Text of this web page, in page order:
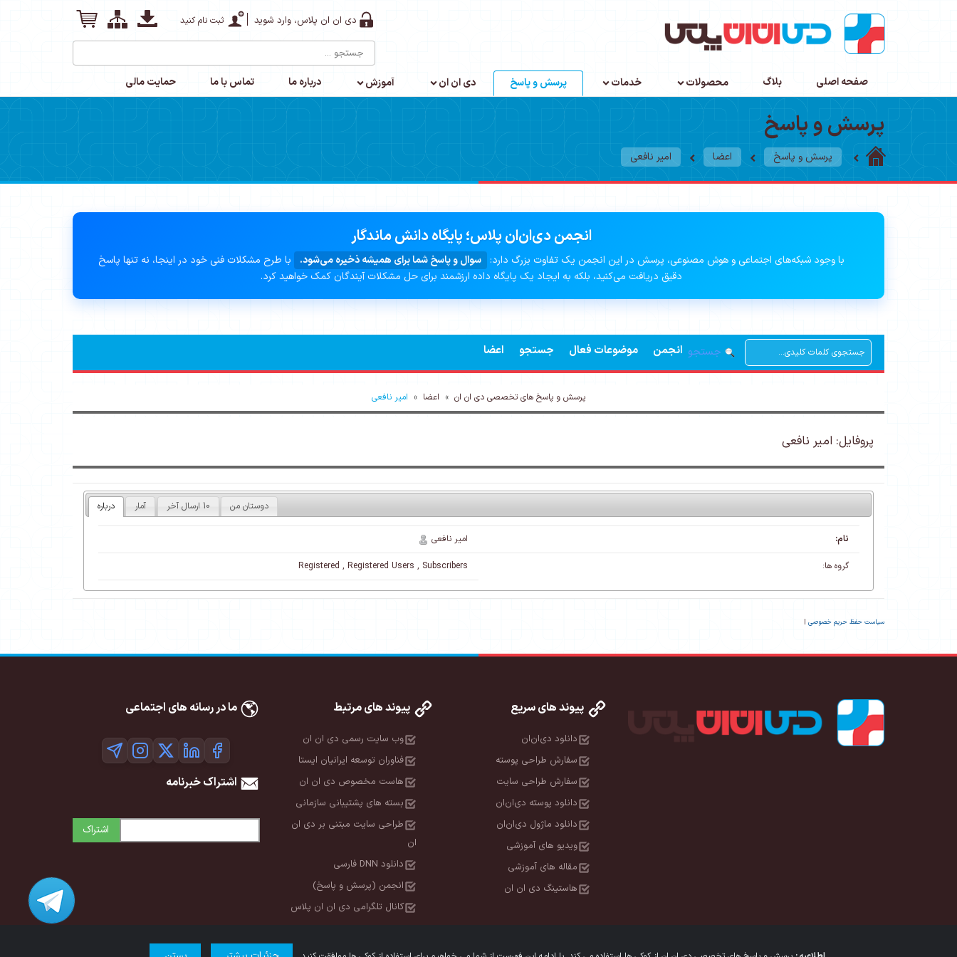
دی ان ان پلاس، وارد شوید ثبت نام کنید
صفحه اصلی بلاگ محصولات خدمات پرسش و پاسخ دی ان ان آموزش درباره ما تماس با ما حمایت مالی
پرسش و پاسخ
پرسش و پاسخ اعضا امیر نافعی
انجمن دی‌ان‌ان پلاس؛ پایگاه دانش ماندگار
با وجود شبکه‌های اجتماعی و هوش مصنوعی، پرسش در این انجمن یک تفاوت بزرگ دارد: سوال و پاسخ شما برای همیشه ذخیره می‌شود.
با طرح مشکلات فنی خود در اینجا، نه تنها پاسخ
دقیق دریافت می‌کنید، بلکه به ایجاد یک پایگاه داده ارزشمند برای حل مشکلات آیندگان کمک خواهید کرد.
انجمن موضوعات فعال جستجو اعضا جستجو
پرسش و پاسخ های تخصصی دی ان ان » اعضا » امیر نافعی
پروفایل: امیر نافعی
درباره آمار 10 ارسال آخر دوستان من
نام: امیر نافعی
گروه ها: Registered , Registered Users , Subscribers
سیاست حفظ حریم خصوصی |
پیوند های سریع
دانلود دی‌ان‌ان
سفارش طراحی پوسته
سفارش طراحی سایت
دانلود پوسته دی‌ان‌ان
دانلود ماژول دی‌ان‌ان
ویدیو های آموزشی
مقاله های آموزشی
هاستینگ دی ان ان
پیوند های مرتبط
وب سایت رسمی دی ان ان
فناوران توسعه ایرانیان ایستا
هاست مخصوص دی ان ان
بسته های پشتیبانی سازمانی
طراحی سایت مبتنی بر دی ان
ان
دانلود DNN فارسی
انجمن (پرسش و پاسخ)
کانال تلگرامی دی ان ان پلاس
ما در رسانه های اجتماعی
اشتراک خبرنامه
اشتراک